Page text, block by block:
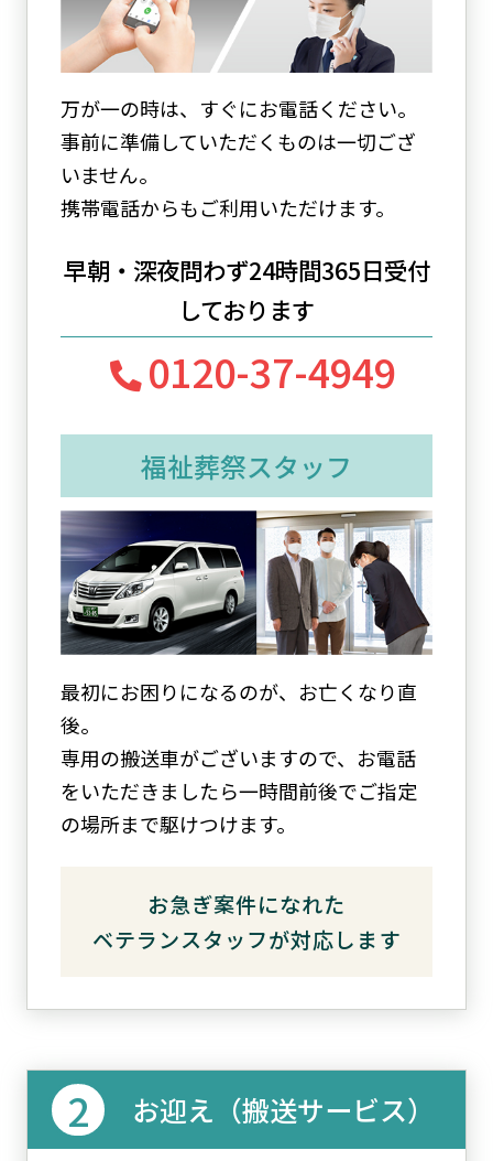
万が一の時は、すぐにお電話ください。
事前に準備していただくものは一切ござ
いません。
携帯電話からもご利用いただけます。
早朝・深夜問わず24時間365日受付
しております
0120-37-4949
福祉葬祭スタッフ
最初にお困りになるのが、お亡くなり直
後。
専用の搬送車がございますので、お電話
をいただきましたら一時間前後でご指定
の場所まで駆けつけます。
お急ぎ案件になれた
ベテランスタッフが対応します
お迎え（搬送サービス）